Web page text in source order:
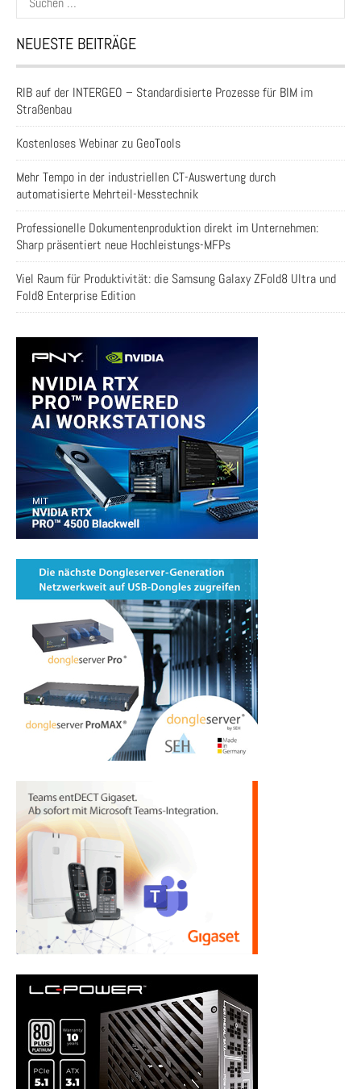
nach:
NEUESTE BEITRÄGE
RIB auf der INTERGEO – Standardisierte Prozesse für BIM im
Straßenbau
Kostenloses Webinar zu GeoTools
Mehr Tempo in der industriellen CT-Auswertung durch
automatisierte Mehrteil-Messtechnik
Professionelle Dokumentenproduktion direkt im Unternehmen:
Sharp präsentiert neue Hochleistungs-MFPs
Viel Raum für Produktivität: die Samsung Galaxy ZFold8 Ultra und
Fold8 Enterprise Edition